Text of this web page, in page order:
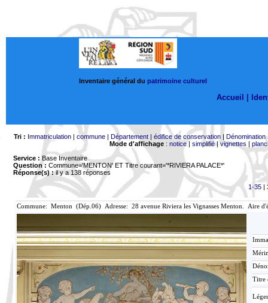
Inventaire général du patrimoine culturel
Accueil |
Tri : Immatriculation| commune| Département| édifice de conservation| Dénomination
Mode d'affichage: notice| simplifié|vignettes |
Service : Base Inventaire
Question : Commune='MENTON' ET Titre courant='*RIVIERA PALACE*'
Réponse(s) :il y a 138 réponses
1-35|
Commune: Menton (Dép.06) Adresse: 28 avenue Riviera les Vignasses Menton. Aire
Titre